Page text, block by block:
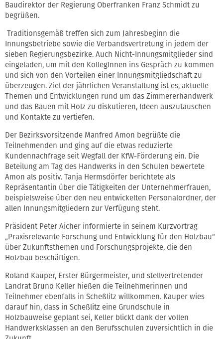
Baudirektor der Regierung Oberfranken Franz Schmidt zu
begrüßen.
Traditionsgemäß treffen sich zum Jahresbeginn die
Innungsbetriebe sowie die Verbandsvertretung in jedem der
sieben Regierungsbezirke. Auch Nicht-Innungsmitglieder sind
eingeladen, um mit den KollegInnen ins Gespräch zu kommen
und sich von den Vorteilen einer Innungsmitgliedschaft zu
überzeugen. Ziel der jährlichen Veranstaltung ist es, aktuelle
Themen und Entwicklungen rund um das Zimmererhandwerk
und das Bauen mit Holz zu diskutieren, Ideen auszutauschen
und Kontakte zu vertiefen.
Der Bezirksvorsitzende Manfred Amon begrüßte die
Teilnehmenden und ging auf die etwas reduzierte
Kundennachfrage seit Wegfall der KfW-Förderung ein. Die
Beteilung am Tag des Handwerks in den Schulen bewertete
Amon als positiv. Tanja Hermsdörfer berichtete als
Repräsentantin über die Tätigkeiten der Unternehmerfrauen,
beispielsweise über den neu entwickelten Personalordner, der
allen Innungsmitgliedern zur Verfügung steht.
Präsident Peter Aicher informierte in seinem Kurzvortrag
„Praxisrelevante Forschung und Entwicklung für den Holzbau“
über Zukunftsthemen und Forschungsprojekte, die den
Holzbau beschäftigen.
Roland Kauper, Erster Bürgermeister, und stellvertretender
Landrat Bruno Keller hießen die Teilnehmerinnen und
Teilnehmer ebenfalls in Scheßlitz willkommen. Kauper wies
darauf hin, dass in Scheßlitz eine Grundschule in
Holzbauweise geplant sei, Keller blickt dank der vollen
Handwerksklassen an den Berufsschulen zuversichtlich in die